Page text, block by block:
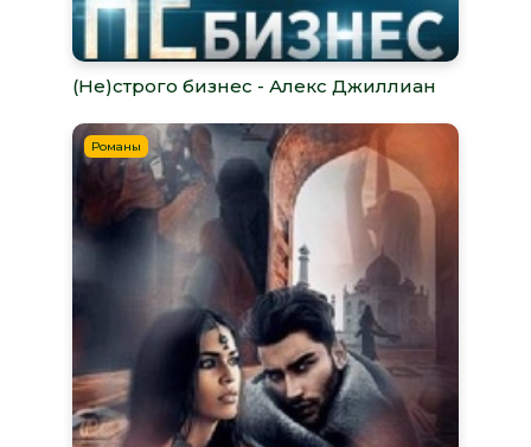
(Не)строго бизнес - Алекс Джиллиан
Романы